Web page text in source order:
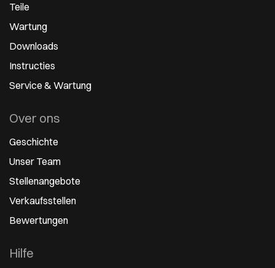
Teile
Wartung
Downloads
Instructies
Service & Wartung
Over ons
Geschichte
Unser Team
Stellenangebote
Verkaufsstellen
Bewertungen
Hilfe